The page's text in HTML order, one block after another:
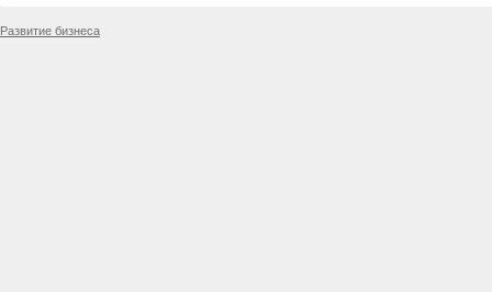
Развитие бизнеса